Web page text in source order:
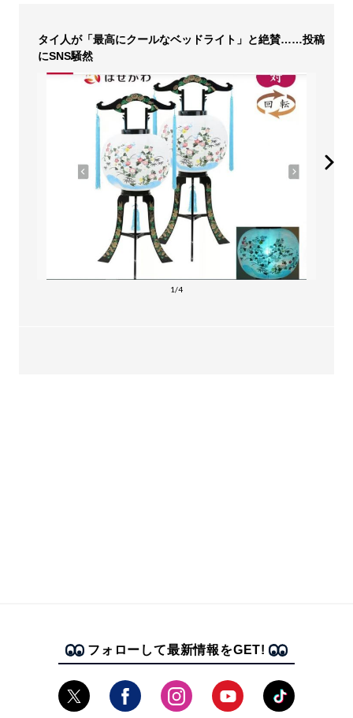
タイ人が「最高にクールなベッドライト」と絶賛……投稿
にSNS騒然
1/4
フォローして最新情報をGET!